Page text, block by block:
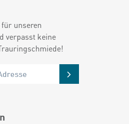
unseren
verpasst keine